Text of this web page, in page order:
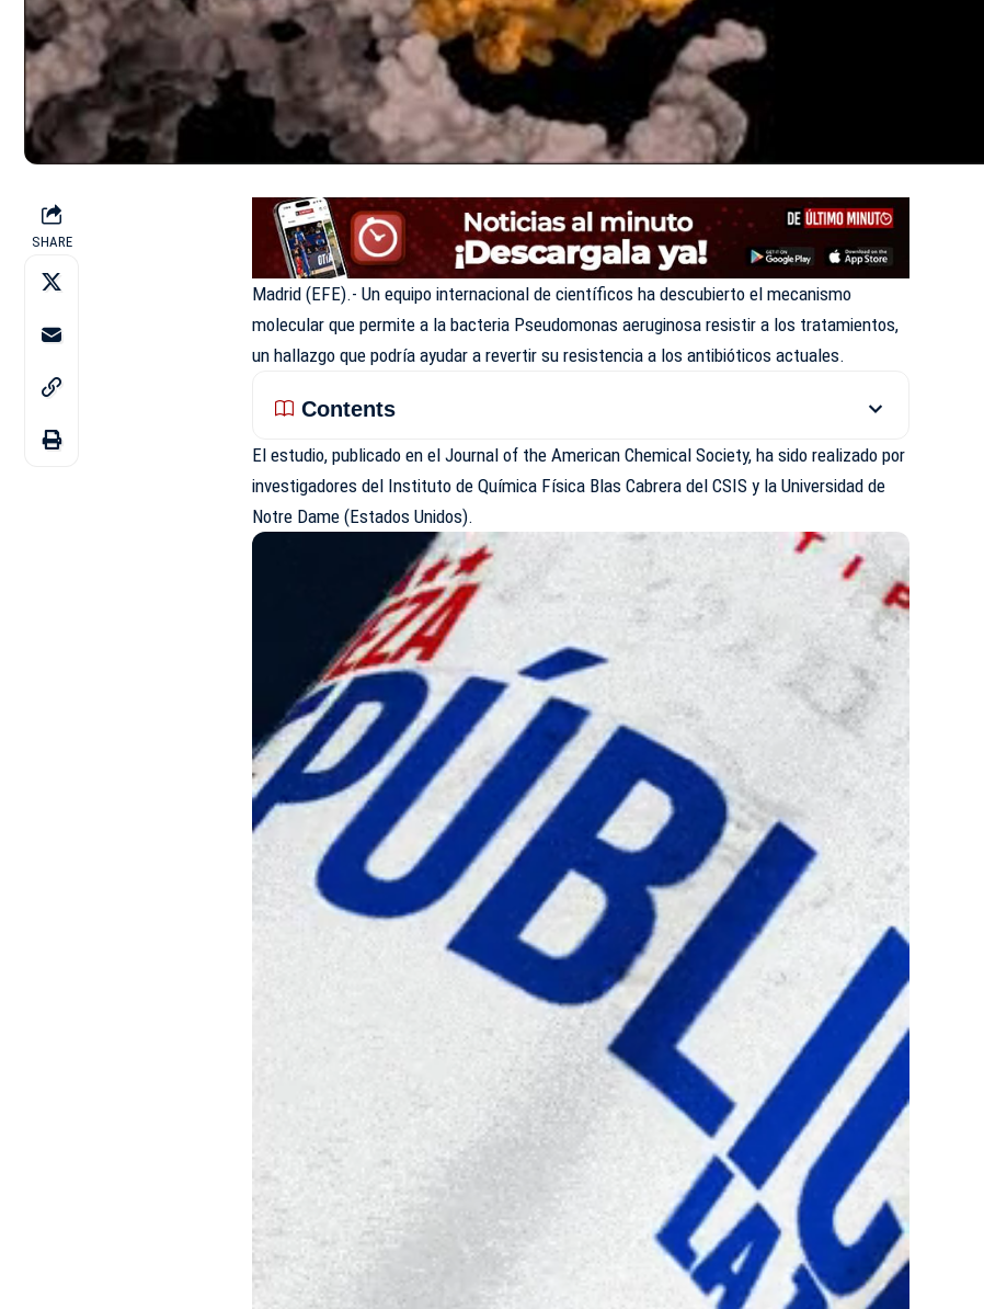
SHARE
Madrid (EFE).- Un equipo internacional de científicos ha descubierto el mecanismo
molecular que permite a la bacteria Pseudomonas aeruginosa resistir a los tratamientos,
un hallazgo que podría ayudar a revertir su resistencia a los antibióticos actuales.
Contents
El estudio, publicado en el Journal of the American Chemical Society, ha sido realizado por
investigadores del Instituto de Química Física Blas Cabrera del CSIS y la Universidad de
Notre Dame (Estados Unidos).